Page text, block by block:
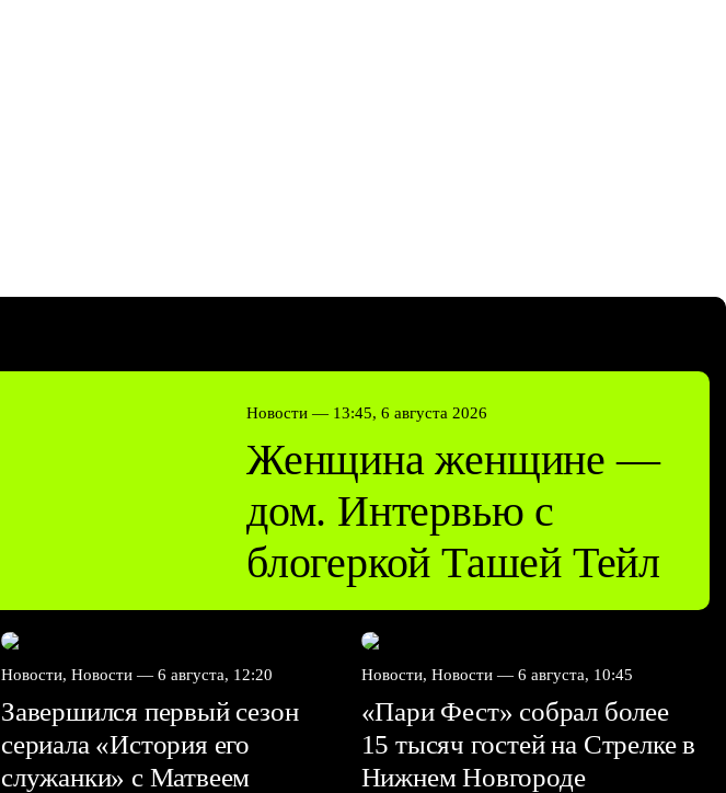
Новости — 13:45, 6 августа 2026
Женщина женщине —
дом. Интервью с
блогеркой Ташей Тейл
Новости, Новости — 6 августа, 12:20
Завершился первый сезон
сериала «История его
служанки» с Матвеем
Новости, Новости — 6 августа, 10:45
«Пари Фест» собрал более
15 тысяч гостей на Стрелке в
Нижнем Новгороде